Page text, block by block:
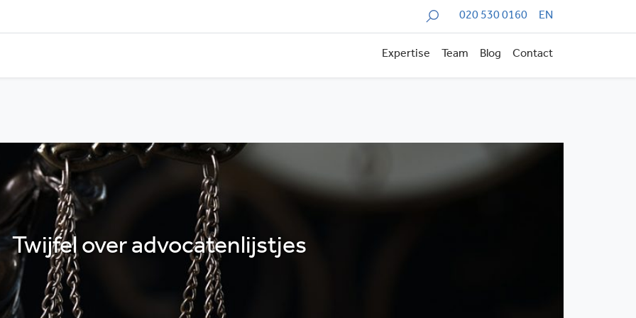
Zoeken 020 530 0160 EN
Expertise Team Blog Contact
Twijfel over advocatenlijstjes